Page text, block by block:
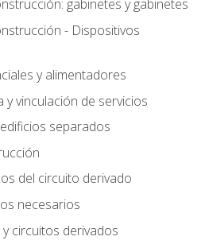
gabinetes y gabinetes
- Dispositivos
y alimentadores
y vinculación de servicios
separados
del circuito derivado
necesarios
circuitos derivados